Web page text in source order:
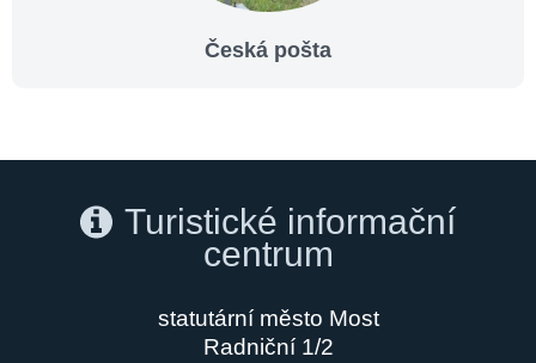
Česká pošta
Turistické informační
centrum
statutární město Most
Radniční 1/2